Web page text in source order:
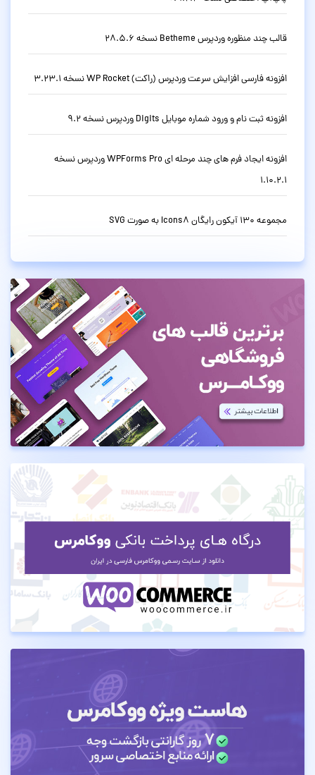
قالب چند منظوره وردپرس Betheme نسخه 28.5.6
افزونه فارسی افزایش سرعت وردپرس (راکت) WP Rocket نسخه 3.23.1
افزونه ثبت نام و ورود شماره موبایل Digits وردپرس نسخه 9.2
افزونه ایجاد فرم های چند مرحله ای WPForms Pro وردپرس نسخه
1.10.2.1
مجموعه 130 آیکون رایگان Icons8 به صورت SVG